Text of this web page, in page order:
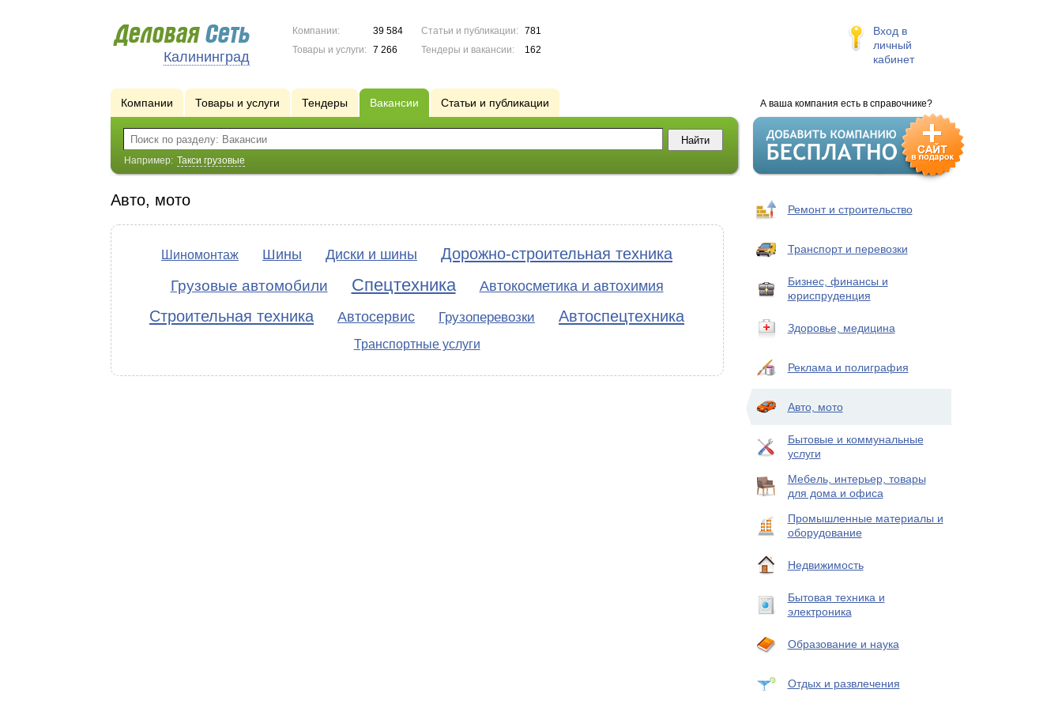
Калининград
Компании:
39 584
Товары и услуги:
7 266
Статьи и публикации:
781
Тендеры и вакансии:
162
Вход в
личный
кабинет
А ваша компания есть в справочнике?
Компании Товары и услуги Тендеры Вакансии Статьи и публикации
Например: Такси грузовые
Авто, мото
Шиномонтаж Шины Диски и шины Дорожно-строительная техника
Грузовые автомобили Спецтехника Автокосметика и автохимия
Строительная техника Автосервис Грузоперевозки Автоспецтехника
Транспортные услуги
Ремонт и строительство
Транспорт и перевозки
Бизнес, финансы и
юриспруденция
Здоровье, медицина
Реклама и полиграфия
Авто, мото
Бытовые и коммунальные
услуги
Мебель, интерьер, товары
для дома и офиса
Промышленные материалы и
оборудование
Недвижимость
Бытовая техника и
электроника
Образование и наука
Отдых и развлечения